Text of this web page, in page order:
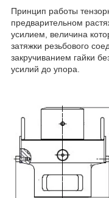
Принцип работы
предварительном
усилием, величина
затяжки резьбового
закручиванием гайки
усилий до упора.